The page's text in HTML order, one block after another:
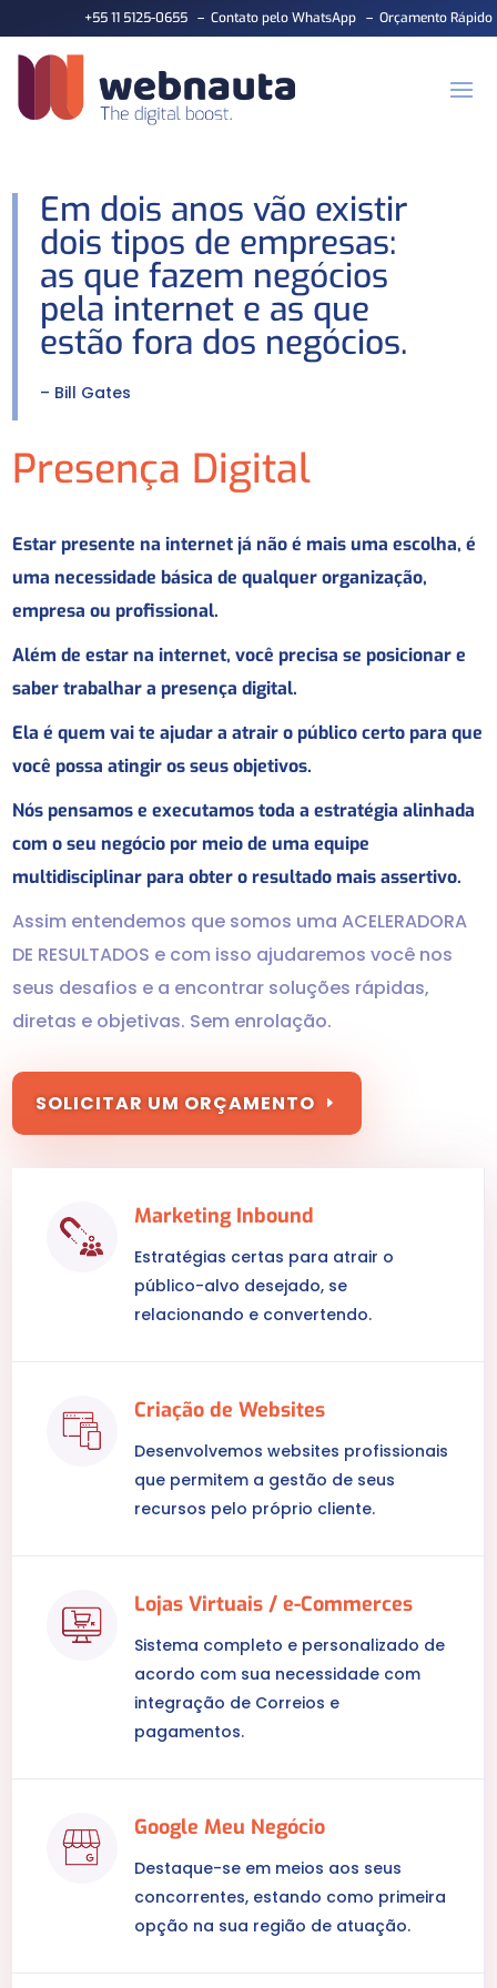
+55 11 5125-0655– Contato pelo WhatsApp– Orçamento Rápido
Em dois anos vão existir
dois tipos de empresas:
as que fazem negócios
pela internet e as que
estão fora dos negócios.
– Bill Gates
Presença Digital
Estar presente na internet já não é mais uma escolha, é
uma necessidade básica de qualquer organização,
empresa ou profissional.
Além de estar na internet, você precisa se posicionar e
saber trabalhar a presença digital.
Ela é quem vai te ajudar a atrair o público certo para que
você possa atingir os seus objetivos.
Nós pensamos e executamos toda a estratégia alinhada
com o seu negócio por meio de uma equipe
multidisciplinar para obter o resultado mais assertivo.
Assim entendemos que somos uma ACELERADORA
DE RESULTADOS e com isso ajudaremos você nos
seus desafios e a encontrar soluções rápidas,
diretas e objetivas. Sem enrolação.
SOLICITAR UM ORÇAMENTO
Marketing Inbound
Estratégias certas para atrair o
público-alvo desejado, se
relacionando e convertendo.
Criação de Websites
Desenvolvemos websites profissionais
que permitem a gestão de seus
recursos pelo próprio cliente.
Lojas Virtuais / e-Commerces
Sistema completo e personalizado de
acordo com sua necessidade com
integração de Correios e
pagamentos.
Google Meu Negócio
Destaque-se em meios aos seus
concorrentes, estando como primeira
opção na sua região de atuação.